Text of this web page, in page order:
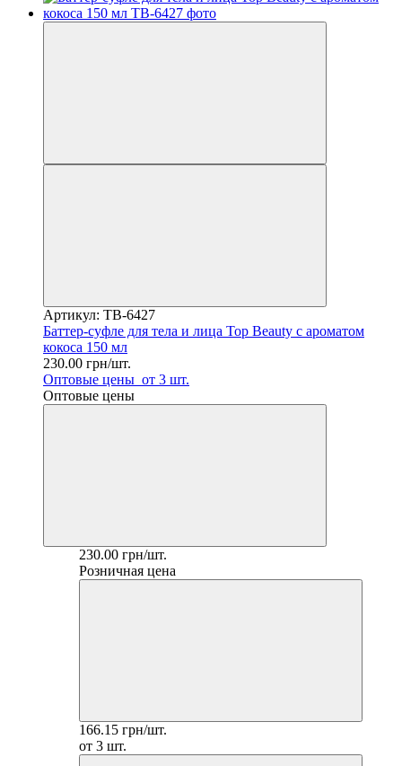
Артикул: TB-6427
Баттер-суфле для тела и лица Top Beauty с ароматом
кокоса 150 мл
230.00 грн/шт.
Оптовые цены от 3 шт.
Оптовые цены
230.00 грн/шт.
Розничная цена
166.15 грн/шт.
от 3 шт.